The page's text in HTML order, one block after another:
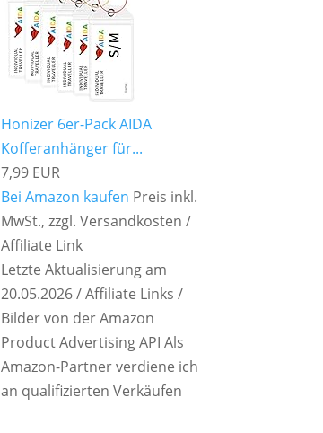
Honizer 6er-Pack AIDA
Kofferanhänger für...
7,99 EUR
Bei Amazon kaufen Preis inkl.
MwSt., zzgl. Versandkosten /
Affiliate Link
Letzte Aktualisierung am
20.05.2026 / Affiliate Links /
Bilder von der Amazon
Product Advertising API Als
Amazon-Partner verdiene ich
an qualifizierten Verkäufen